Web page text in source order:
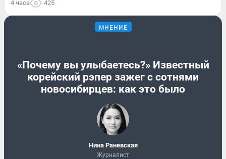
4 часа 425
МНЕНИЕ
«Почему вы улыбаетесь?» Известный
корейский рэпер зажег с сотнями
новосибирцев: как это было
Нина Раневская
Журналист